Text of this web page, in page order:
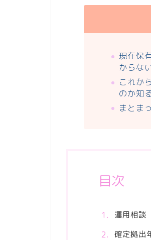
現在保
からな
これか
のか知
まとま
目次
運用相談
確定拠出